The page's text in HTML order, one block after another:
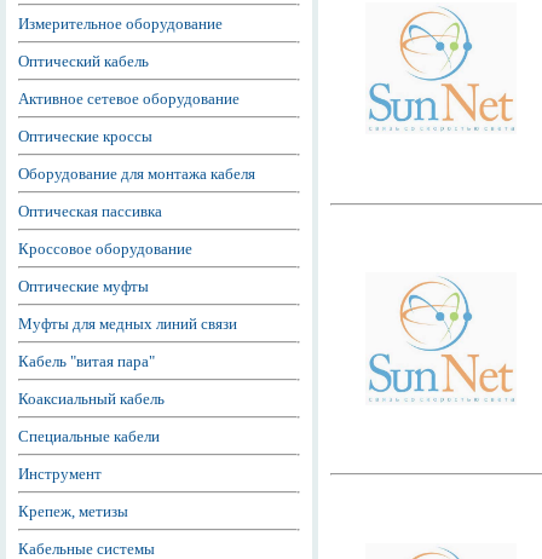
Измерительное оборудование
Оптический кабель
Активное сетевое оборудование
Оптические кроссы
Оборудование для монтажа кабеля
Оптическая пассивка
Кроссовое оборудование
Оптические муфты
Муфты для медных линий связи
Кабель "витая пара"
Коаксиальный кабель
Специальные кабели
Инструмент
Крепеж, метизы
Кабельные системы